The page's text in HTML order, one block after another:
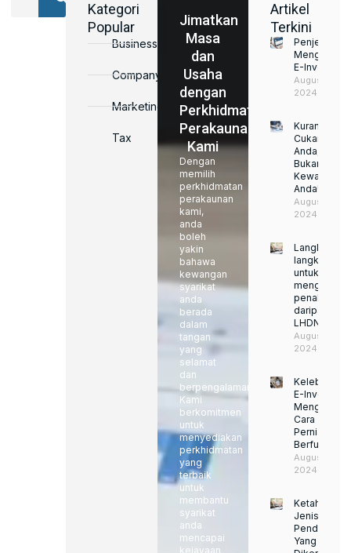
Kategori
Popular
Business
Company
Marketing
Tax
Jimatkan
Masa
dan
Usaha
dengan
Perkhidmatan
Perakaunan
Kami
Dengan
memilih
perkhidmatan
perakaunan
kami,
anda
boleh
yakin
bahawa
kewangan
syarikat
anda
berada
dalam
tangan
yang
selamat
dan
berpengalaman.
Kami
berkomitmen
untuk
menyediakan
perkhidmatan
yang
terbaik
untuk
membantu
syarikat
anda
mencapai
kejayaan
Artikel
Terkini
Penjelasan
Mengenai
E-Invoice
August 22,
2024
Kurangkan
Cukai
Anda,
Bukan
Kewajipan
Anda!
August 22,
2024
Langkah-
langkah
untuk
penalti
daripada
LHDN
August 22,
2024
Kelebihan
E-Invoice:
Mengubah
Cara
Perniagaan
Berfungsi
August 22,
2024
Ketahui
Jenis
Pendapatan
Yang